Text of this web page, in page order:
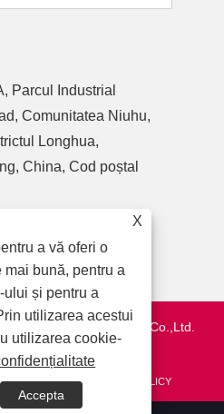
Parcul Industrial
Comunitatea Niuhu,
Longhua,
China, Cod poștal
YDR Connector Co.,Ltd.
RSS XML PRIVACY POLICY
X
a vă oferi o
bună, pentru a
și pentru a
utilizarea acestui
utilizarea cookie-
Accepta